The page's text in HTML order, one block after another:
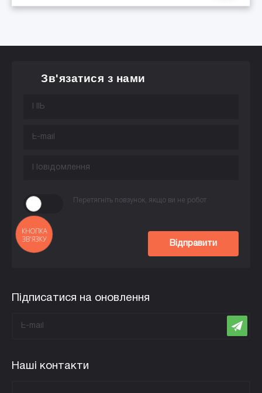
Зв'язатися з нами
Перетягніть повзунок, якщо ви не робот
Відправити
Підписатися на оновлення
Наші контакти
КНОПКА
ЗВ'ЯЗКУ